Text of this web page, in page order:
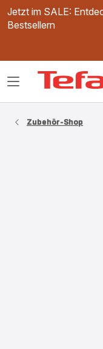
Jetzt im SALE:
Bestsellern
Das
Zubehör-Shop